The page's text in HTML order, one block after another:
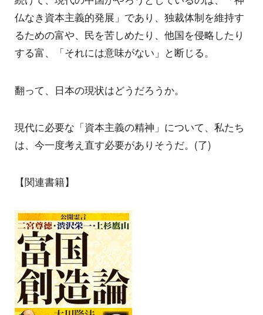
仏なき資本主義的発展」であり、独裁体制を維持す
るための富や、民を苦しめたり、他国を侵略したり
する富、「それには意味がない」と断じる。
翻って、日本の現状はどうだろうか。
現代に必要な「資本主義の精神」について、私たち
は、今一度考え直す必要がありそうだ。(了)
【関連書籍】